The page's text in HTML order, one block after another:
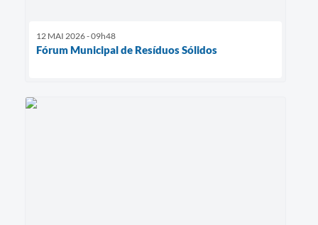
12 MAI 2026 - 09h48
Fórum Municipal de Resíduos Sólidos